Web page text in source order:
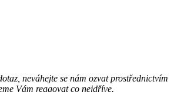
neváhejte se nám ozvat prostřednictvím
Vám reagovat co nejdříve.